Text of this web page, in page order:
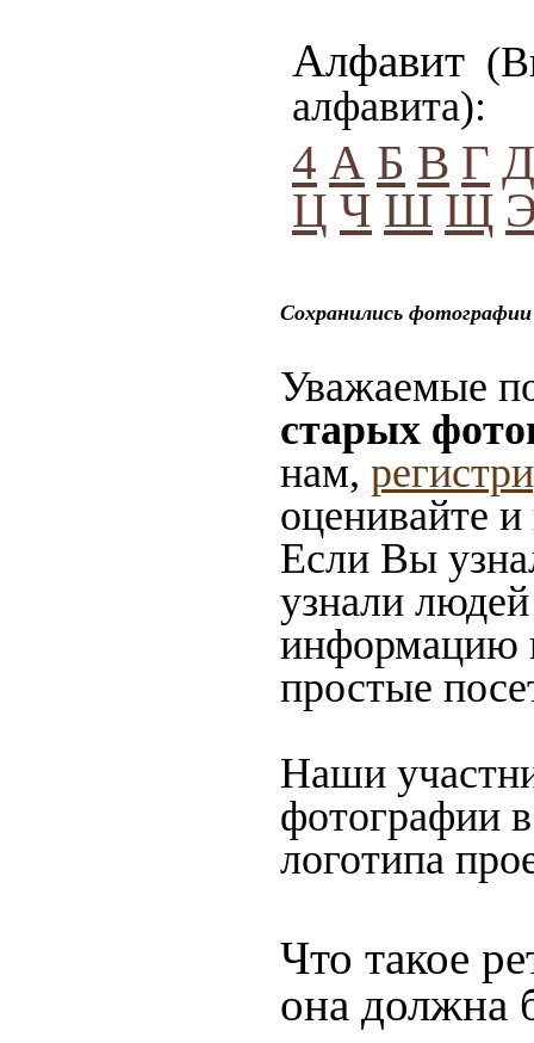
Алфавит
алфавита):
4 А Б В Г Д
Ц Ч Ш Щ
Сохранились
Уважаемые
старых
нам,
оценивайте
Если Вы
узнали
информацию
простые
Наши
фотографии
логотипа
Что такое
она должна